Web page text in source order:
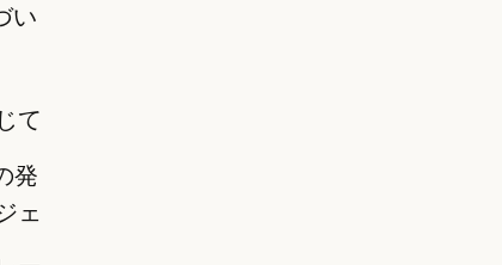
い
て
発
ェ